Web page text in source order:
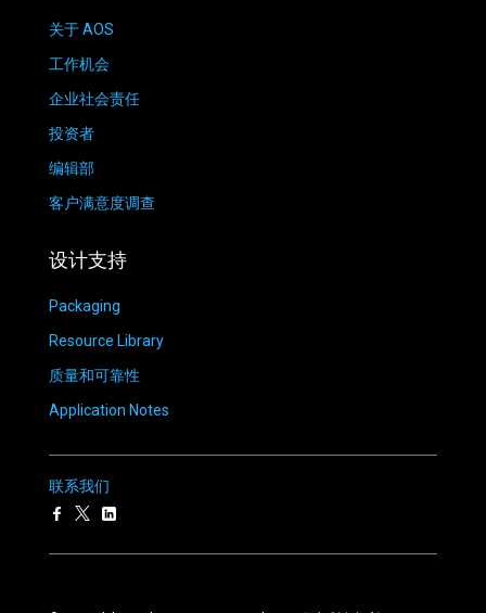
关于 AOS
工作机会
企业社会责任
投资者
编辑部
客户满意度调查
设计支持
Packaging
Resource Library
质量和可靠性
Application Notes
联系我们